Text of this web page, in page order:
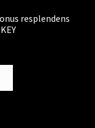
resplendens